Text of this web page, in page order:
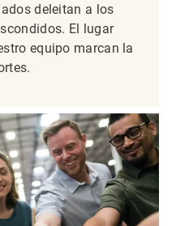
deleitan a los
El lugar
equipo marcan la